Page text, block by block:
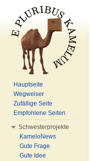
Hauptseite
Wegweiser
Zufällige Seite
Empfohlene Seiten
Schwesterprojekte
KameloNews
Gute Frage
Gute Idee